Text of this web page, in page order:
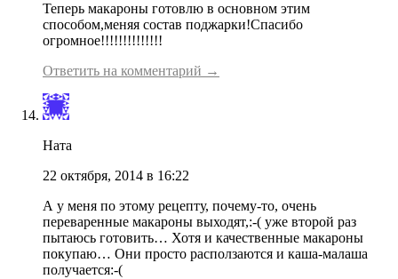
Теперь макароны готовлю в основном этим
способом,меняя состав поджарки!Спасибо
огромное!!!!!!!!!!!!!!
Ответить на комментарий →
Ната
22 октября, 2014 в 16:22
А у меня по этому рецепту, почему-то, очень
переваренные макароны выходят,:-( уже второй раз
пытаюсь готовить… Хотя и качественные макароны
покупаю… Они просто расползаются и каша-малаша
получается:-(